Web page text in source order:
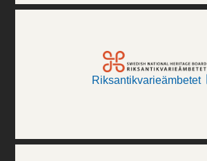
Riksantikvarieämbetet